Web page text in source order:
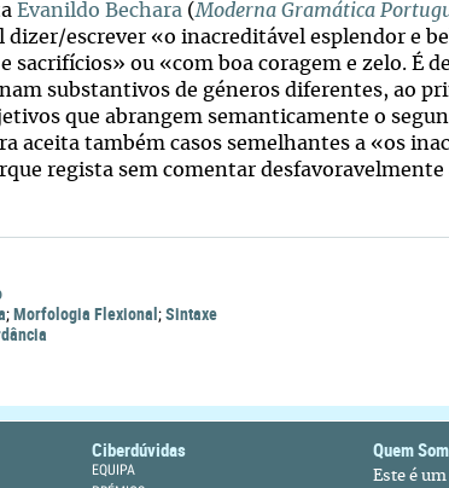
Evanildo Bechara (Moderna Gramática
dizer/escrever «o inacreditável esplendor e
sacrifícios» ou «com boa coragem e zelo. É
substantivos de géneros diferentes, ao
que abrangem semanticamente o
aceita também casos semelhantes a «os
regista sem comentar
;Morfologia Flexional;Sintaxe
Ciberdúvidas
EQUIPA
Quem
Este é